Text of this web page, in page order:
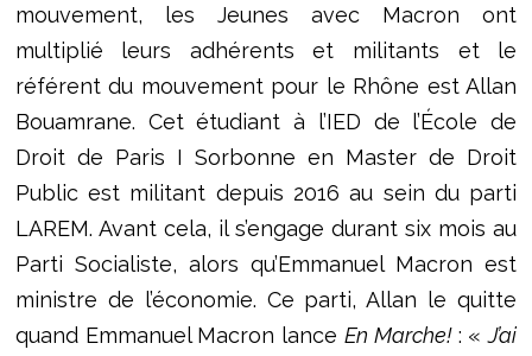
mouvement, les Jeunes avec Macron ont
multiplié leurs adhérents et militants et le
référent du mouvement pour le Rhône est Allan
Bouamrane. Cet étudiant à l’IED de l’École de
Droit de Paris I Sorbonne en Master de Droit
Public est militant depuis 2016 au sein du parti
LAREM. Avant cela, il s’engage durant six mois au
Parti Socialiste, alors qu’Emmanuel Macron est
ministre de l’économie. Ce parti, Allan le quitte
quand Emmanuel Macron lance En Marche!: «J’ai